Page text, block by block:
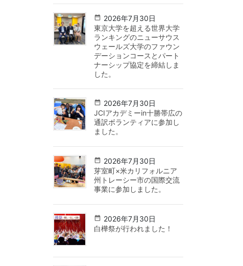
2026年7月30日
東京大学を超える世界大学
ランキングのニューサウス
ウェールズ大学のファウン
デーションコースとパート
ナーシップ協定を締結しま
した。
2026年7月30日
JCIアカデミーin十勝帯広の
通訳ボランティアに参加し
ました。
2026年7月30日
芽室町×米カリフォルニア
州トレーシー市の国際交流
事業に参加しました。
2026年7月30日
白樺祭が行われました！